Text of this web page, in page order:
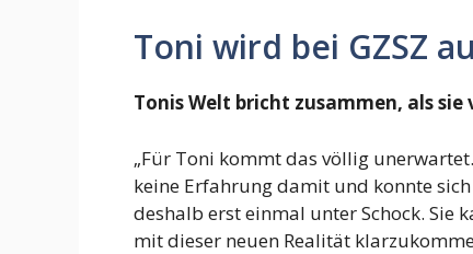
Toni wird bei GZSZ
Tonis Welt bricht zusammen, als
„Für Toni kommt das völlig
keine Erfahrung damit und konnte
deshalb erst einmal unter Schock. Sie
mit dieser neuen Realität